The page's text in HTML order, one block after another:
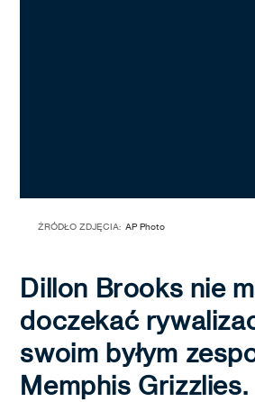
ŹRÓDŁO ZDJĘCIA: AP Photo
Dillon Brooks nie
doczekać
swoim byłym
Memphis Grizzlies.